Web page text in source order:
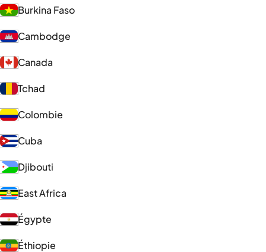
Burkina Faso
Cambodge
Canada
Tchad
Colombie
Cuba
Djibouti
East Africa
Égypte
Éthiopie